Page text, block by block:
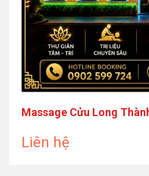
Massage Cửu Long
Liên hệ